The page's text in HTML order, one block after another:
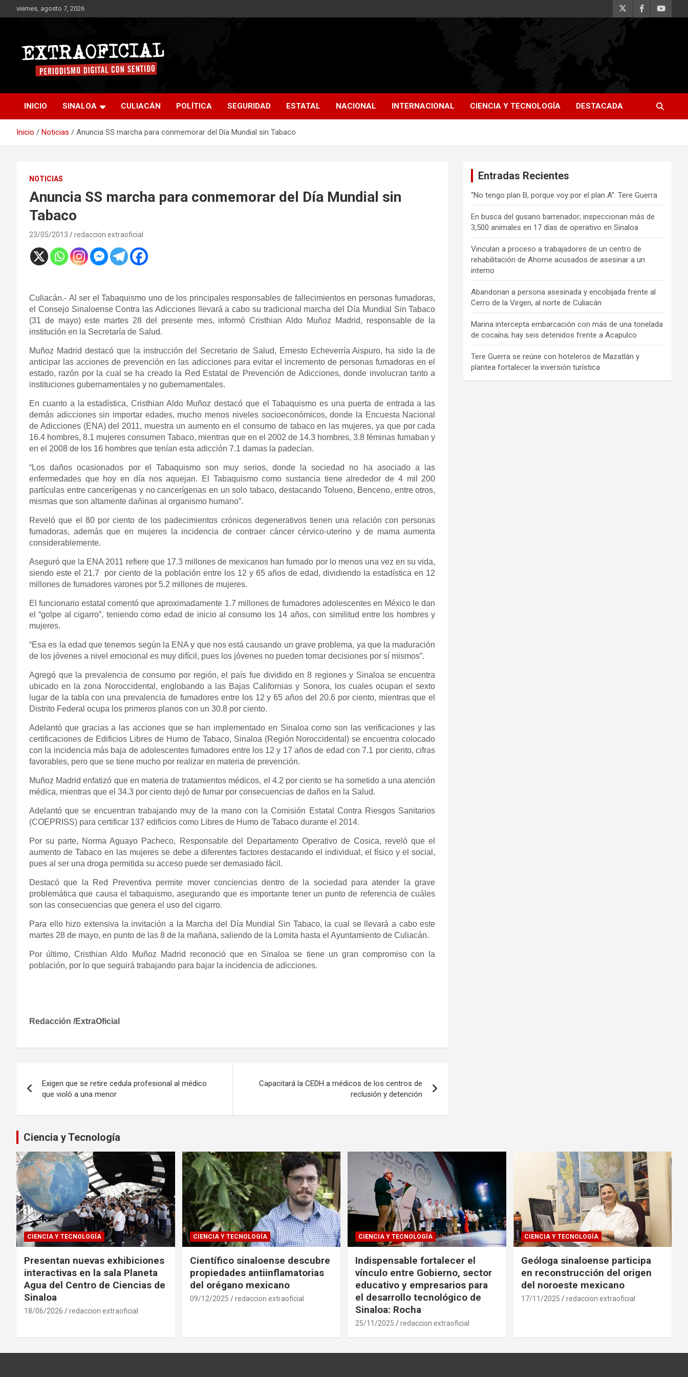
al
viernes, agosto 7, 2026
Extraoficial
INICIO SINALOA CULIACÁN POLÍTICA SEGURIDAD ESTATAL NACIONAL INTERNACIONAL CIENCIA Y TECNOLOGÍA DESTACADA
Inicio Noticias Anuncia SS marcha para conmemorar del Día Mundial sin Tabaco
NOTICIAS
Anuncia SS marcha para conmemorar del Día Mundial sin
Tabaco
23/05/2013 redaccion extraoficial
Culiacán.- Al ser el Tabaquismo uno de los principales responsables de fallecimientos en personas fumadoras,
el Consejo Sinaloense Contra las Adicciones llevará a cabo su tradicional marcha del Día Mundial Sin Tabaco
(31 de mayo) este martes 28 del presente mes, informó Cristhian Aldo Muñoz Madrid, responsable de la
institución en la Secretaría de Salud.
Muñoz Madrid destacó que la instrucción del Secretario de Salud, Ernesto Echeverría Aispuro, ha sido la de
anticipar las acciones de prevención en las adicciones para evitar el incremento de personas fumadoras en el
estado, razón por la cual se ha creado la Red Estatal de Prevención de Adicciones, donde involucran tanto a
instituciones gubernamentales y no gubernamentales.
En cuanto a la estadística, Cristhian Aldo Muñoz destacó que el Tabaquismo es una puerta de entrada a las
demás adicciones sin importar edades, mucho menos niveles socioeconómicos, donde la Encuesta Nacional
de Adicciones (ENA) del 2011, muestra un aumento en el consumo de tabaco en las mujeres, ya que por cada
16.4 hombres, 8.1 mujeres consumen Tabaco, mientras que en el 2002 de 14.3 hombres, 3.8 féminas fumaban y
en el 2008 de los 16 hombres que tenían esta adicción 7.1 damas la padecían.
“Los daños ocasionados por el Tabaquismo son muy serios, donde la sociedad no ha asociado a las
enfermedades que hoy en día nos aquejan. El Tabaquismo como sustancia tiene alrededor de 4 mil 200
partículas entre cancerígenas y no cancerígenas en un solo tabaco, destacando Tolueno, Benceno, entre otros,
mismas que son altamente dañinas al organismo humano”.
Reveló que el 80 por ciento de los padecimientos crónicos degenerativos tienen una relación con personas
fumadoras, además que en mujeres la incidencia de contraer cáncer cérvico-uterino y de mama aumenta
considerablemente.
Aseguró que la ENA 2011 refiere que 17.3 millones de mexicanos han fumado por lo menos una vez en su vida,
siendo este el 21.7 por ciento de la población entre los 12 y 65 años de edad, dividiendo la estadística en 12
millones de fumadores varones por 5.2 millones de mujeres.
El funcionario estatal comentó que aproximadamente 1.7 millones de fumadores adolescentes en México le dan
el “golpe al cigarro”, teniendo como edad de inicio al consumo los 14 años, con similitud entre los hombres y
mujeres.
“Esa es la edad que tenemos según la ENA y que nos está causando un grave problema, ya que la maduración
de los jóvenes a nivel emocional es muy difícil, pues los jóvenes no pueden tomar decisiones por sí mismos”.
Agregó que la prevalencia de consumo por región, el país fue dividido en 8 regiones y Sinaloa se encuentra
ubicado en la zona Noroccidental, englobando a las Bajas Californias y Sonora, los cuales ocupan el sexto
lugar de la tabla con una prevalencia de fumadores entre los 12 y 65 años del 20.6 por ciento, mientras que el
Distrito Federal ocupa los primeros planos con un 30.8 por ciento.
Adelantó que gracias a las acciones que se han implementado en Sinaloa como son las verificaciones y las
certificaciones de Edificios Libres de Humo de Tabaco, Sinaloa (Región Noroccidental) se encuentra colocado
con la incidencia más baja de adolescentes fumadores entre los 12 y 17 años de edad con 7.1 por ciento, cifras
favorables, pero que se tiene mucho por realizar en materia de prevención.
Muñoz Madrid enfatizó que en materia de tratamientos médicos, el 4.2 por ciento se ha sometido a una atención
médica, mientras que el 34.3 por ciento dejó de fumar por consecuencias de daños en la Salud.
Adelantó que se encuentran trabajando muy de la mano con la Comisión Estatal Contra Riesgos Sanitarios
(COEPRISS) para certificar 137 edificios como Libres de Humo de Tabaco durante el 2014.
Por su parte, Norma Aguayo Pacheco, Responsable del Departamento Operativo de Cosica, reveló que el
aumento de Tabaco en las mujeres se debe a diferentes factores destacando el individual, el físico y el social,
pues al ser una droga permitida su acceso puede ser demasiado fácil.
Destacó que la Red Preventiva permite mover conciencias dentro de la sociedad para atender la grave
problemática que causa el tabaquismo, asegurando que es importante tener un punto de referencia de cuáles
son las consecuencias que genera el uso del cigarro.
Para ello hizo extensiva la invitación a la Marcha del Día Mundial Sin Tabaco, la cual se llevará a cabo este
martes 28 de mayo, en punto de las 8 de la mañana, saliendo de la Lomita hasta el Ayuntamiento de Culiacán.
Por último, Cristhian Aldo Muñoz Madrid reconoció que en Sinaloa se tiene un gran compromiso con la
población, por lo que seguirá trabajando para bajar la incidencia de adicciones.
Redacción /ExtraOficial
de
entradas
Exigen que se retire cedula profesional al médico
que violó a una menor
Capacitará la CEDH a médicos de los centros de
reclusión y detención
Entradas Recientes
“No tengo plan B, porque voy por el plan A”: Tere Guerra
En busca del gusano barrenador; inspeccionan más de
3,500 animales en 17 días de operativo en Sinaloa
Vinculan a proceso a trabajadores de un centro de
rehabilitación de Ahome acusados de asesinar a un
interno
Abandonan a persona asesinada y encobijada frente al
Cerro de la Virgen, al norte de Culiacán
Marina intercepta embarcación con más de una tonelada
de cocaína; hay seis detenidos frente a Acapulco
Tere Guerra se reúne con hoteleros de Mazatlán y
plantea fortalecer la inversión turística
Ciencia y Tecnología
CIENCIA Y TECNOLOGÍA
Presentan nuevas exhibiciones
interactivas en la sala Planeta
Agua del Centro de Ciencias de
Sinaloa
18/06/2026 redaccion extraoficial
CIENCIA Y TECNOLOGÍA
Científico sinaloense descubre
propiedades antiinflamatorias
del orégano mexicano
09/12/2025 redaccion extraoficial
CIENCIA Y TECNOLOGÍA
Indispensable fortalecer el
vínculo entre Gobierno, sector
educativo y empresarios para
el desarrollo tecnológico de
Sinaloa: Rocha
25/11/2025 redaccion extraoficial
CIENCIA Y TECNOLOGÍA
Geóloga sinaloense participa
en reconstrucción del origen
del noroeste mexicano
17/11/2025 redaccion extraoficial